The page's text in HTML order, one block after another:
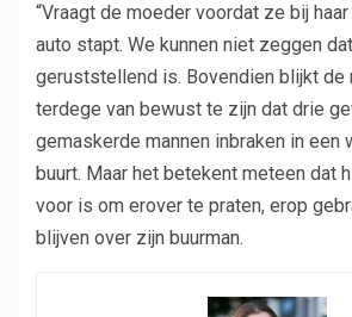
“Vraagt ​​de moeder voordat ze bij
auto stapt. We kunnen niet zeggen
geruststellend is. Bovendien blijkt de
terdege van bewust te zijn dat drie
gemaskerde mannen inbraken in een
buurt. Maar het betekent meteen dat
voor is om erover te praten, erop
blijven over zijn buurman.